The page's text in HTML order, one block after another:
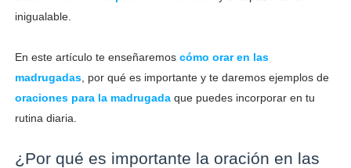
inigualable.
En este artículo te enseñaremos cómo orar en las
madrugadas, por qué es importante y te daremos ejemplos de
oraciones para la madrugadaque puedes incorporar en tu
rutina diaria.
¿Por qué es importante la oración en las